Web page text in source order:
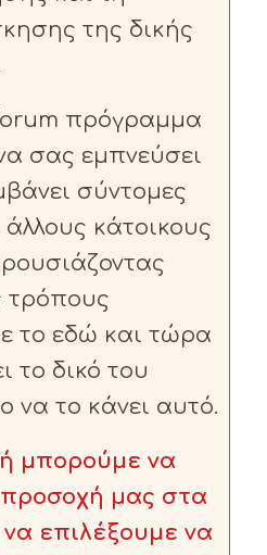
της δικής
πρόγραμμα
σας εμπνεύσει
σύντομες
κάτοικους
τρόπους
το εδώ και τώρα
το δικό του
να το κάνει αυτό.
μπορούμε να
μας στα
επιλέξουμε να